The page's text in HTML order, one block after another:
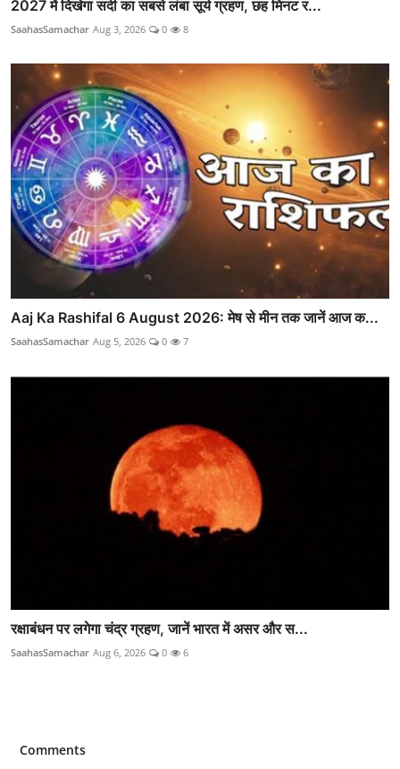
2027 में दिखेगा सदी का सबसे लंबा सूर्य ग्रहण, छह मिनट र...
SaahasSamachar Aug 3, 2026 0 8
Aaj Ka Rashifal 6 August 2026: मेष से मीन तक जानें आज क...
SaahasSamachar Aug 5, 2026 0 7
रक्षाबंधन पर लगेगा चंद्र ग्रहण, जानें भारत में असर और स...
SaahasSamachar Aug 6, 2026 0 6
Comments